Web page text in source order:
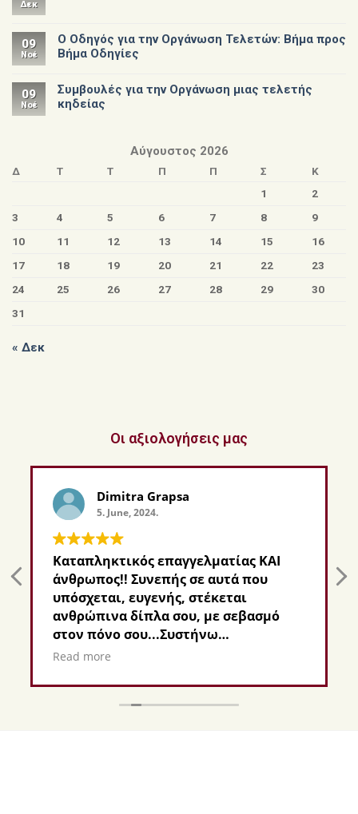
Δεκ
09
Νοέ
Ο Οδηγός για την Οργάνωση Τελετών: Βήμα προς
Βήμα Οδηγίες
09
Νοέ
Συμβουλές για την Οργάνωση μιας τελετής
κηδείας
Αύγουστος 2026
Δ Τ Τ Π Π Σ
Κ
1
2
3
4 5 6 7 8
9
10
11 12 13 14 15
16
17
18 19 20 21 22
23
24
25 26 27 28 29
30
31
« Δεκ
Οι αξιολογήσεις μας
Dimitra Grapsa
5. June, 2024.
Καταπληκτικός επαγγελματίας ΚΑΙ
άνθρωπος!! Συνεπής σε αυτά που
υπόσχεται, ευγενής, στέκεται
ανθρώπινα δίπλα σου, με σεβασμό
στον πόνο σου...Συστήνω
ανεπιφύλακτα!
Read more